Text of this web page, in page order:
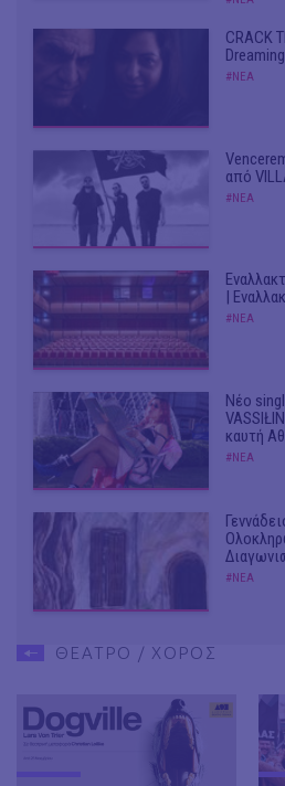
CRACK
#ΝΕΑ
από
#ΝΕΑ
|
#ΝΕΑ
Νέο
καυτή
#ΝΕΑ
#ΝΕΑ
ΘΕΑΤΡΟ / ΧΟΡΟΣ